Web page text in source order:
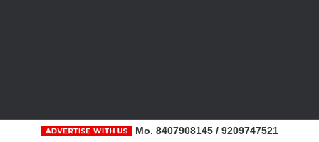
Mo. 8407908145 / 9209747521